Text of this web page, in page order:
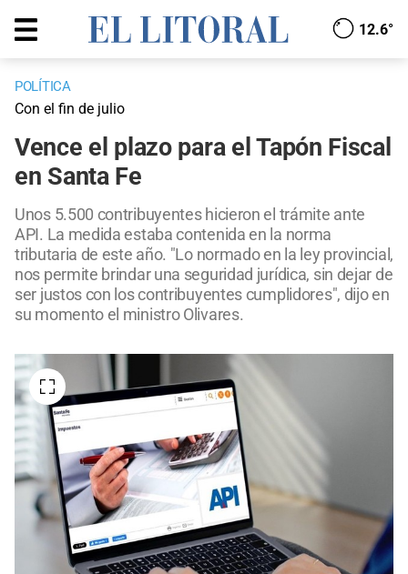
12.6°
POLÍTICA
Con el fin de julio
Vence el plazo para el Tapón Fiscal
en Santa Fe
Unos 5.500 contribuyentes hicieron el trámite ante
API. La medida estaba contenida en la norma
tributaria de este año. "Lo normado en la ley provincial,
nos permite brindar una seguridad jurídica, sin dejar de
ser justos con los contribuyentes cumplidores", dijo en
su momento el ministro Olivares.